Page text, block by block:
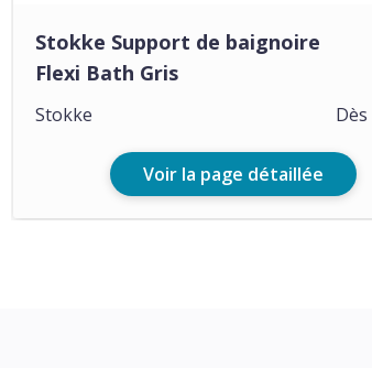
Stokke Support de baignoire
Flexi Bath Gris
Dès
Stokke
Voir la page détaillée